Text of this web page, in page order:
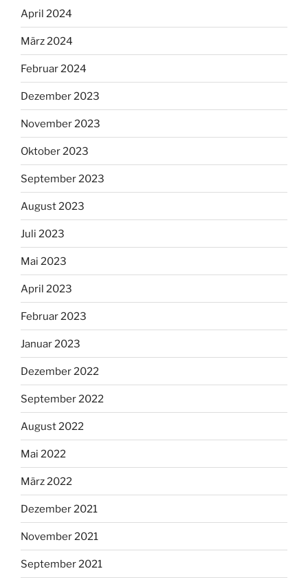
April 2024
März 2024
Februar 2024
Dezember 2023
November 2023
Oktober 2023
September 2023
August 2023
Juli 2023
Mai 2023
April 2023
Februar 2023
Januar 2023
Dezember 2022
September 2022
August 2022
Mai 2022
März 2022
Dezember 2021
November 2021
September 2021